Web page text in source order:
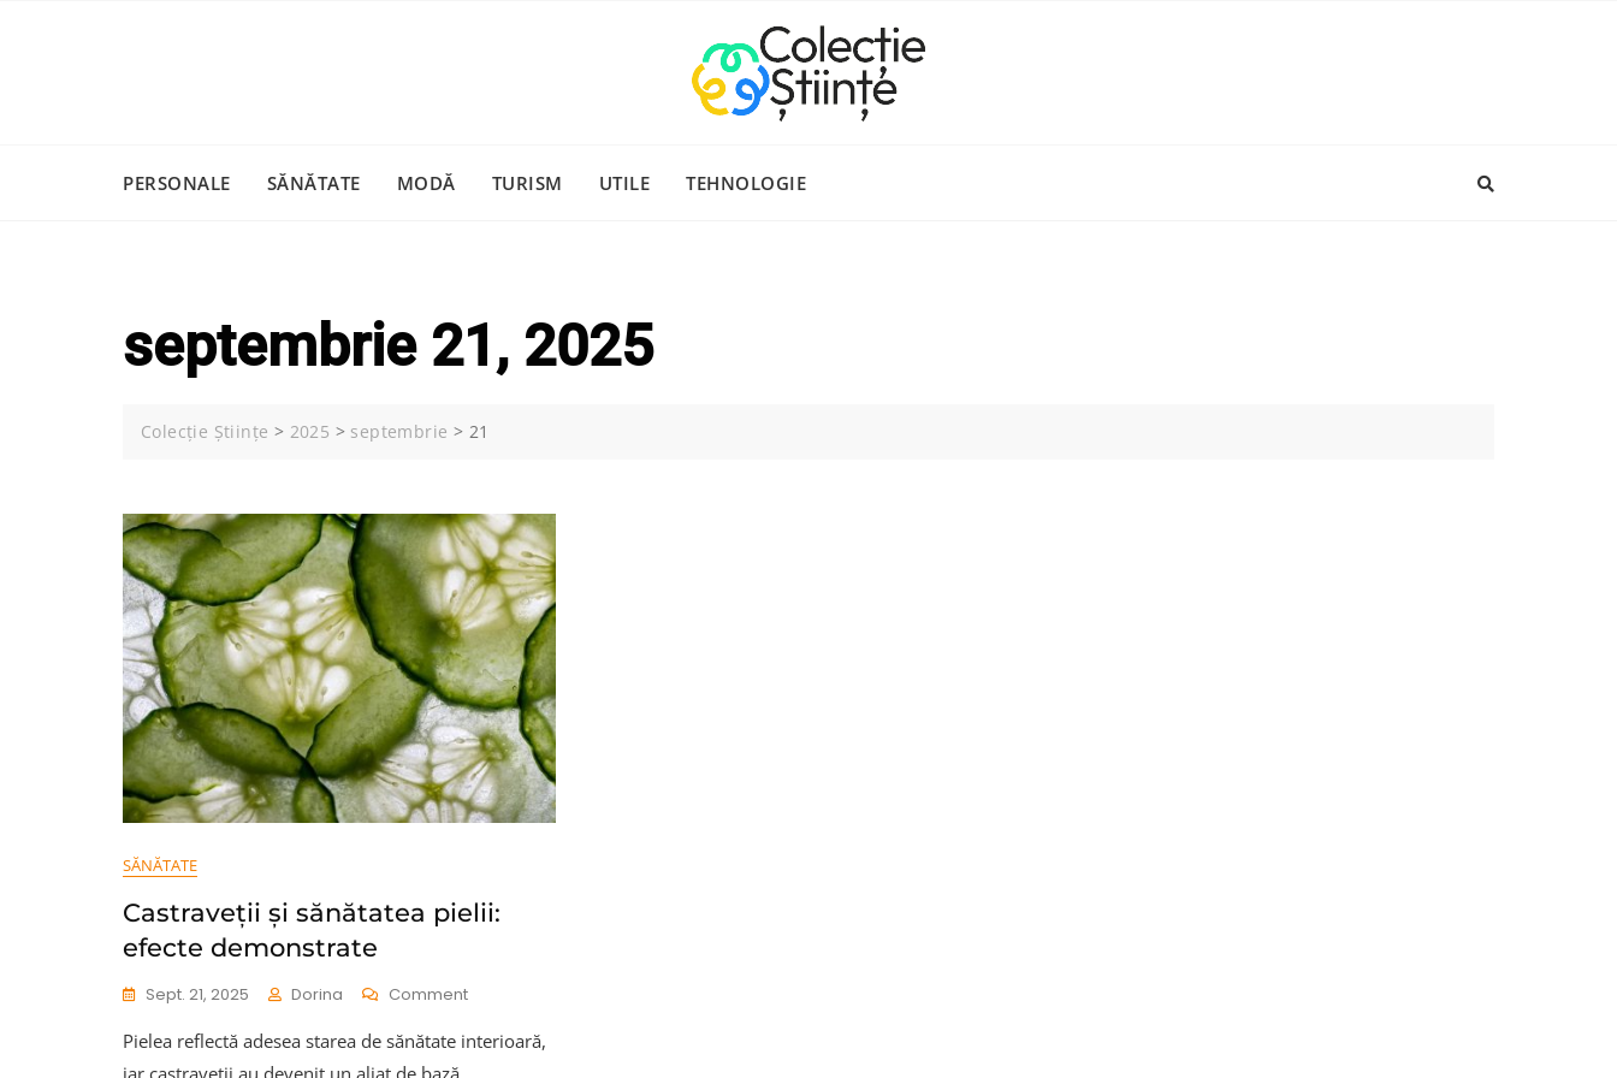
PERSONALE SĂNĂTATE MODĂ TURISM UTILE TEHNOLOGIE
septembrie 21, 2025
Colecție Științe > 2025 > septembrie > 21
SĂNĂTATE
Castraveții și sănătatea pielii:
efecte demonstrate
Sept. 21, 2025 Dorina CommentOn
Și
Pielea reflectă adesea starea de sănătate interioară,
iar castraveții au devenit un aliat de bază